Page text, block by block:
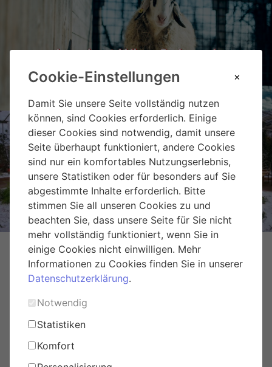
Cookie-Einstellungen
Damit Sie unsere Seite vollständig nutzen
können, sind Cookies erforderlich. Einige
dieser Cookies sind notwendig, damit unsere
Seite überhaupt funktioniert, andere Cookies
sind nur ein komfortables Nutzungserlebnis,
unsere Statistiken oder für besonders auf Sie
abgestimmte Inhalte erforderlich. Bitte
stimmen Sie all unseren Cookies zu und
beachten Sie, dass unsere Seite für Sie nicht
mehr vollständig funktioniert, wenn Sie in
einige Cookies nicht einwilligen. Mehr
Informationen zu Cookies finden Sie in unserer
Datenschutzerklärung.
Notwendig
Statistiken
Komfort
Landgut Wien Cobenzl
Weihnachtsmarkt Hirschstetten